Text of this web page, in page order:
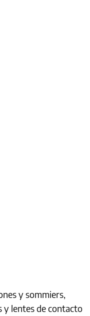
y sommiers,
y lentes de contacto